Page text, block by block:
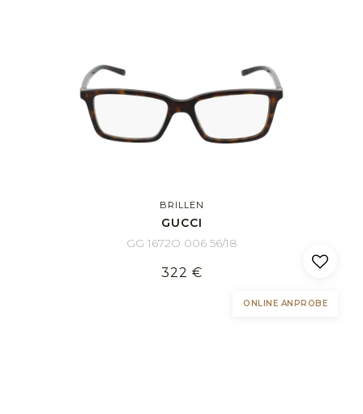
BRILLEN
GUCCI
GG 1672O 006 56/18
322 €
ONLINE ANPROBE